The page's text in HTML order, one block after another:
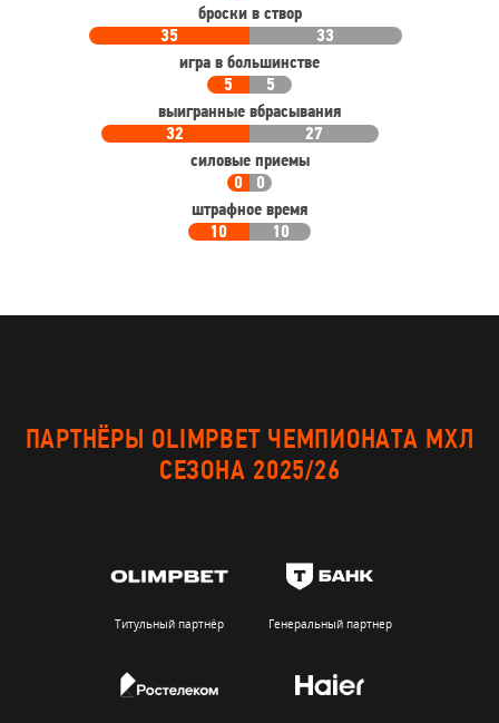
броски в створ
35
33
игра в большинстве
5
5
выигранные вбрасывания
32
27
силовые приемы
0
0
штрафное время
10
10
ПАРТНЁРЫ OLIMPBET ЧЕМПИОНАТА МХЛ
СЕЗОНА 2025/26
Титульный партнёр Генеральный партнер